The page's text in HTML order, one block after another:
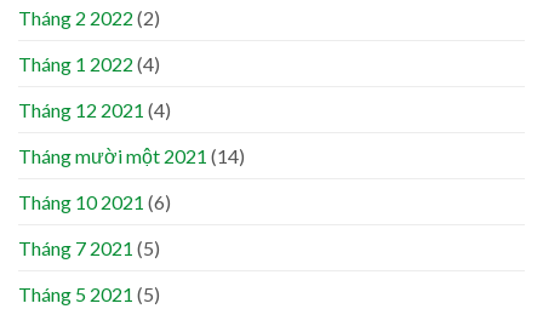
Tháng 2 2022 (2)
Tháng 1 2022 (4)
Tháng 12 2021 (4)
Tháng mười một 2021 (14)
Tháng 10 2021 (6)
Tháng 7 2021 (5)
Tháng 5 2021 (5)